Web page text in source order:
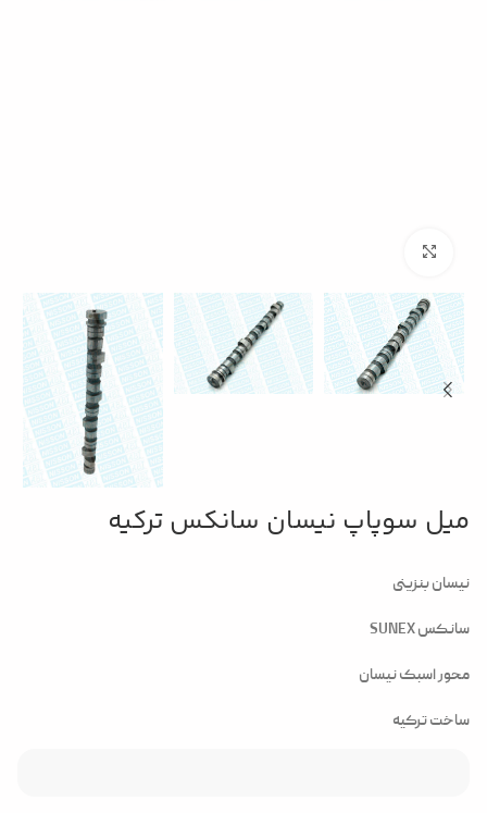
میل سوپاپ نیسان سانکس ترکیه
نیسان بنزینی
سانکس SUNEX
محور اسبک نیسان
ساخت ترکیه